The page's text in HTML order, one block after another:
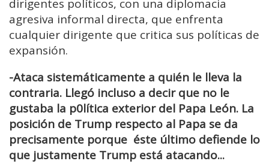
dirigentes políticos, con una diplomacia
agresiva informal directa, que enfrenta
cualquier dirigente que critica sus políticas de
expansión.
-Ataca sistemáticamente a quién le lleva la
contraria. Llegó incluso a decir que no le
gustaba la p0lítica exterior del Papa León. La
posición de Trump respecto al Papa se da
precisamente porque éste último defiende lo
que justamente Trump está atacando...